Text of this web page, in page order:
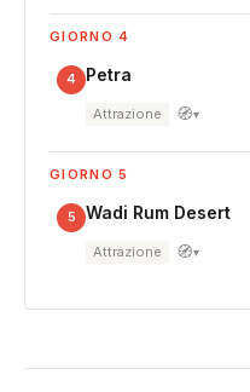
GIORNO 4
4 Petra
Attrazione 🧭▾
GIORNO 5
5 Wadi Rum Desert
Attrazione 🧭▾